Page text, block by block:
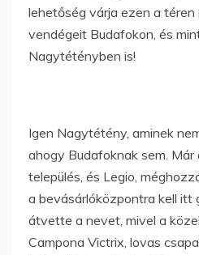
lehetőség várja ezen a téren
vendégeit Budafokon, és
Nagytétényben is!
Igen Nagytétény, aminek
ahogy Budafoknak sem.
település, és Legio,
a bevásárlóközpontra kell itt
átvette a nevet, mivel a
Campona Victrix, lovas